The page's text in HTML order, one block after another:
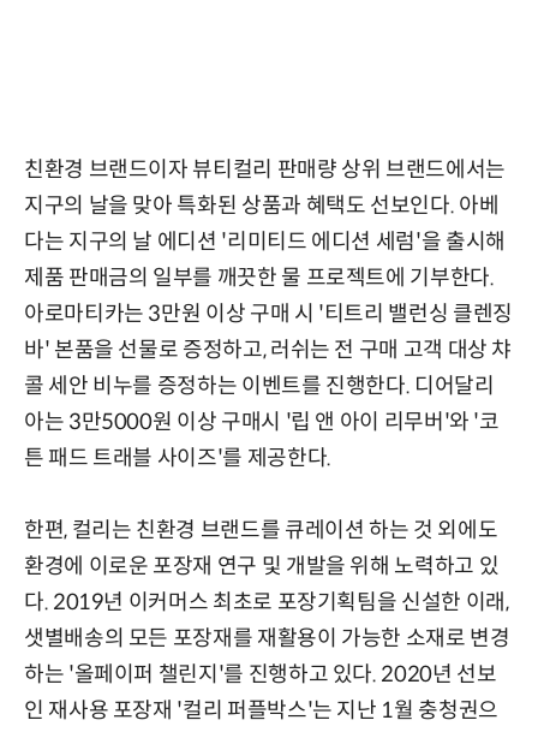
친환경 브랜드이자 뷰티컬리 판매량 상위 브랜드에서는
지구의 날을 맞아 특화된 상품과 혜택도 선보인다. 아베
다는 지구의 날 에디션 '리미티드 에디션 세럼'을 출시해
제품 판매금의 일부를 깨끗한 물 프로젝트에 기부한다.
아로마티카는 3만원 이상 구매 시 '티트리 밸런싱 클렌징
바' 본품을 선물로 증정하고, 러쉬는 전 구매 고객 대상 챠
콜 세안 비누를 증정하는 이벤트를 진행한다. 디어달리
아는 3만5000원 이상 구매시 '립 앤 아이 리무버'와 '코
튼 패드 트래블 사이즈'를 제공한다.
한편, 컬리는 친환경 브랜드를 큐레이션 하는 것 외에도
환경에 이로운 포장재 연구 및 개발을 위해 노력하고 있
다. 2019년 이커머스 최초로 포장기획팀을 신설한 이래,
샛별배송의 모든 포장재를 재활용이 가능한 소재로 변경
하는 '올페이퍼 챌린지'를 진행하고 있다. 2020년 선보
인 재사용 포장재 '컬리 퍼플박스'는 지난 1월 충청권으